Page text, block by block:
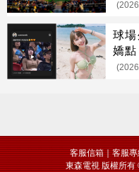
球
嬌點
客服信箱｜客服
東森電視 版權所